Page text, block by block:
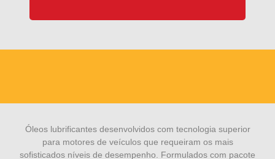
Óleos lubrificantes desenvolvidos com tecnologia superior
para motores de veículos que requeiram os mais
sofisticados níveis de desempenho. Formulados com pacote